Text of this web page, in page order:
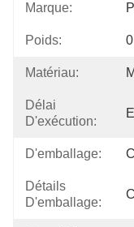
Marque:
Poids:
Matériau:
Délai
D'exécution:
D'emballage:
Détails
D'emballage: